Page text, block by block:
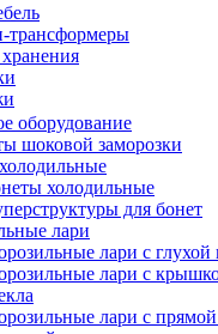
трансформеры
оборудование
шоковой заморозки
холодильные
для бонет
лари
лари с
лари с
лари с прямой